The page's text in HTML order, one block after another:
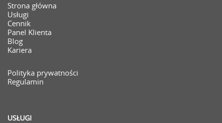
Strona główna
Usługi
Cennik
Panel Klienta
Blog
Kariera
Polityka prywatności
Regulamin
USŁUGI